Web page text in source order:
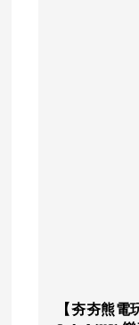
【夯夯熊電